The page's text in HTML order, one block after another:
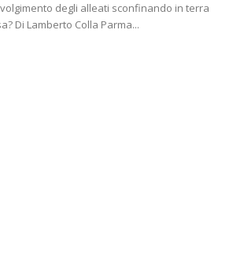
degli alleati sconfinando in terra
Di Lamberto Colla Parma...